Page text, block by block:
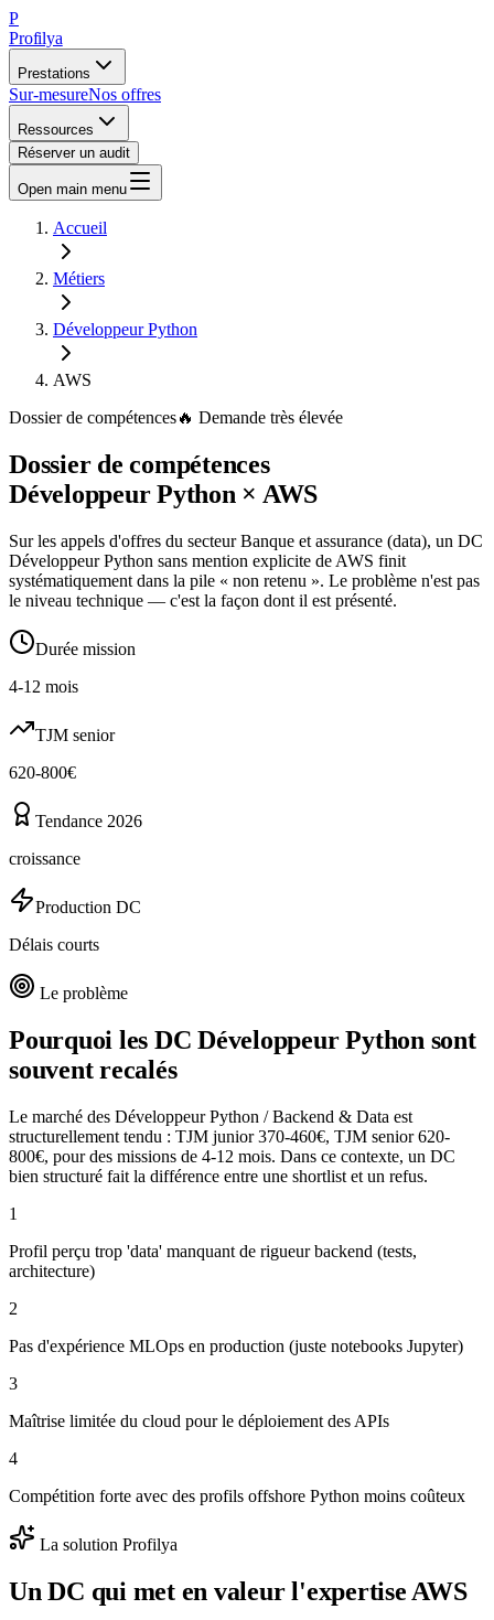
P
Profilya
Prestations
Sur-mesureNos offres
Ressources
Réserver un audit
Open main menu
Accueil
Métiers
Développeur Python
AWS
Dossier de compétences🔥 Demande très élevée
Dossier de compétences
Développeur Python × AWS
Sur les appels d'offres du secteur Banque et assurance (data), un DC
Développeur Python sans mention explicite de AWS finit
systématiquement dans la pile « non retenu ». Le problème n'est pas
le niveau technique — c'est la façon dont il est présenté.
Durée mission
4-12 mois
TJM senior
620-800€
Tendance 2026
croissance
Production DC
Délais courts
Le problème
Pourquoi les DCDéveloppeur Python sont
souvent recalés
Le marché des Développeur Python / Backend & Data est
structurellement tendu : TJM junior 370-460€, TJM senior 620-
800€, pour des missions de 4-12 mois. Dans ce contexte, un DC
bien structuré fait la différence entre une shortlist et un refus.
1
Profil perçu trop 'data' manquant de rigueur backend (tests,
architecture)
2
Pas d'expérience MLOps en production (juste notebooks Jupyter)
3
Maîtrise limitée du cloud pour le déploiement des APIs
4
Compétition forte avec des profils offshore Python moins coûteux
La solution Profilya
Un DC qui met en valeur l'expertise AWS